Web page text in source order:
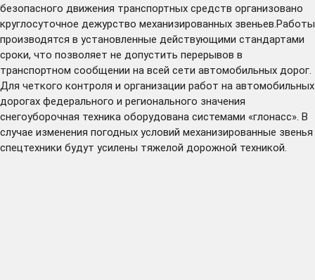
безопасного движения транспортных средств организовано
круглосуточное дежурство механизированных звеньев.Работы
производятся в установленные действующими стандартами
сроки, что позволяет не допустить перерывов в
транспортном сообщении на всей сети автомобильных дорог.
Для четкого контроля и организации работ на автомобильных
дорогах федерального и регионального значения
снегоуборочная техника оборудована системами «глонасс». В
случае изменения погодных условий механизированные звенья
спецтехники будут усилены тяжелой дорожной техникой.